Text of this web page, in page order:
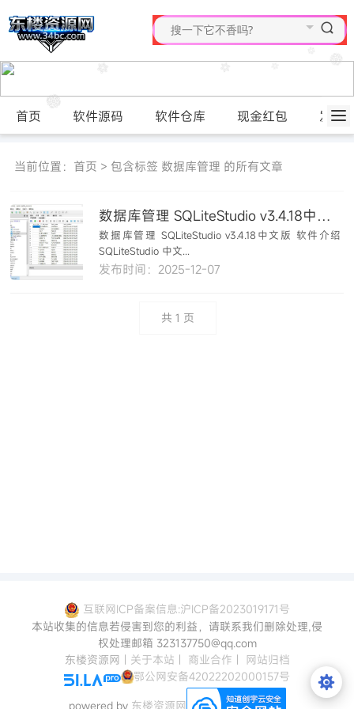
首页 软件源码 软件仓库 现金红包 发布
当前位置： 首页 > 包含标签 数据库管理 的所有文章
数据库管理 SQLiteStudio v3.4.18中文版
数据库管理 SQLiteStudio v3.4.18中文版 软件介绍
SQLiteStudio 中文...
发布时间：2025-12-07
共 1 页
互联网ICP备案信息:沪ICP备2023019171号
本站收集的信息若侵害到您的利益，请联系我们删除处理,侵
权处理邮箱 323137750@qq.com
东楼资源网 | 关于本站 | 商业合作 | 网站归档
鄂公网安备42022202000157号
powered by 东楼资源网